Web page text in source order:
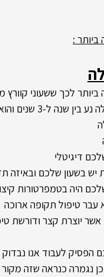
:
ביותר לכך ששעוני
שנים והוא מושפע מכמה גורמים :
דיגיטלי
יש בשעון שלכם
היה בטמפרטורות
עבר טיפול תקופה ארוכה
אשר יוצרת קצר ודורשת
הפסיק לעבוד אנו
נגמרה כנראה שזה